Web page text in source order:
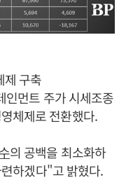
제 구축
인먼트 주가 시세조종
체제로 전환했다.
의 공백을 최소화하
하겠다"고 밝혔다.